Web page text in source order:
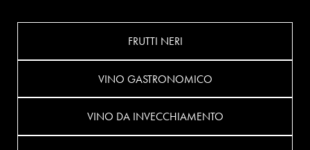
FRUTTI NERI
VINO GASTRONOMICO
VINO DA INVECCHIAMENTO